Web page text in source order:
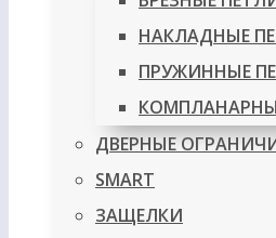
НАКЛАДНЫЕ
ПРУЖИННЫЕ
ДВЕРНЫЕ
SMART
ЗАЩЕЛКИ